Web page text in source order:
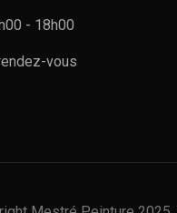
- 18h00
vous